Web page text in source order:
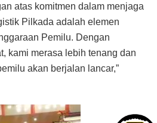
atas komitmen dalam menjaga
Pilkada adalah elemen
Pemilu. Dengan
kami merasa lebih tenang dan
akan berjalan lancar,”